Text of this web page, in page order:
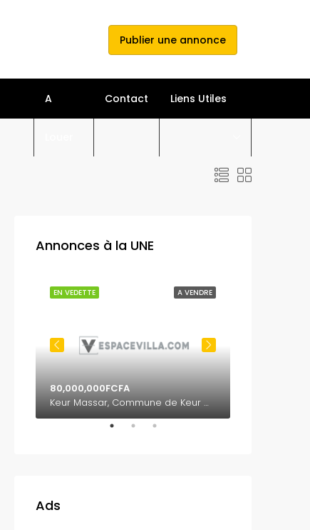
Publier une annonce
A Contact Liens Utiles
Annonces à la UNE
A VENDRE
EN VEDETTE
80,000,000FCFA
Keur Massar, Commune de Keur Massar Nord, Arrondissement de Malika, Département de Keur Massar, Région de Dakar, 17000, Sénégal
Ads